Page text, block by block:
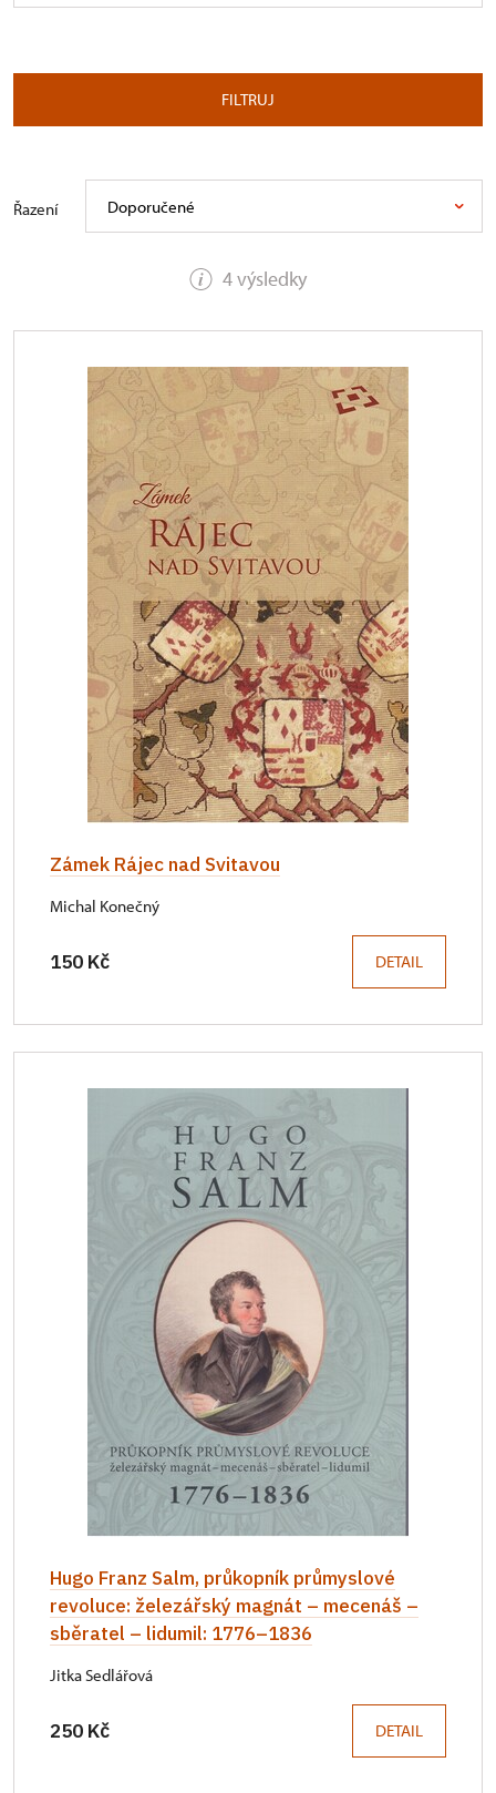
FILTRUJ
4 výsledky
Řazení Doporučené
Zámek Rájec nad Svitavou
Michal Konečný
150 Kč DETAIL
Hugo Franz Salm, průkopník průmyslové
revoluce: železářský magnát – mecenáš –
sběratel – lidumil: 1776–1836
Jitka Sedlářová
250 Kč DETAIL